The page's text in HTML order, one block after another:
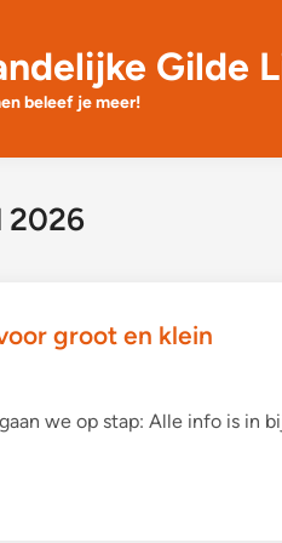
Gilde
beleef je meer!
2026
groot en klein
we op stap: Alle info is in